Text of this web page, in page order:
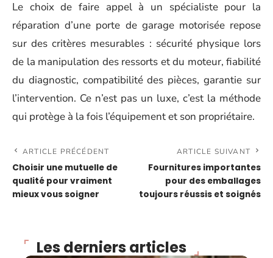
Le choix de faire appel à un spécialiste pour la
réparation d’une porte de garage motorisée repose
sur des critères mesurables : sécurité physique lors
de la manipulation des ressorts et du moteur, fiabilité
du diagnostic, compatibilité des pièces, garantie sur
l’intervention. Ce n’est pas un luxe, c’est la méthode
qui protège à la fois l’équipement et son propriétaire.
ARTICLE PRÉCÉDENT
Choisir une mutuelle de
qualité pour vraiment
mieux vous soigner
ARTICLE SUIVANT
Fournitures importantes
pour des emballages
toujours réussis et soignés
Les derniers articles